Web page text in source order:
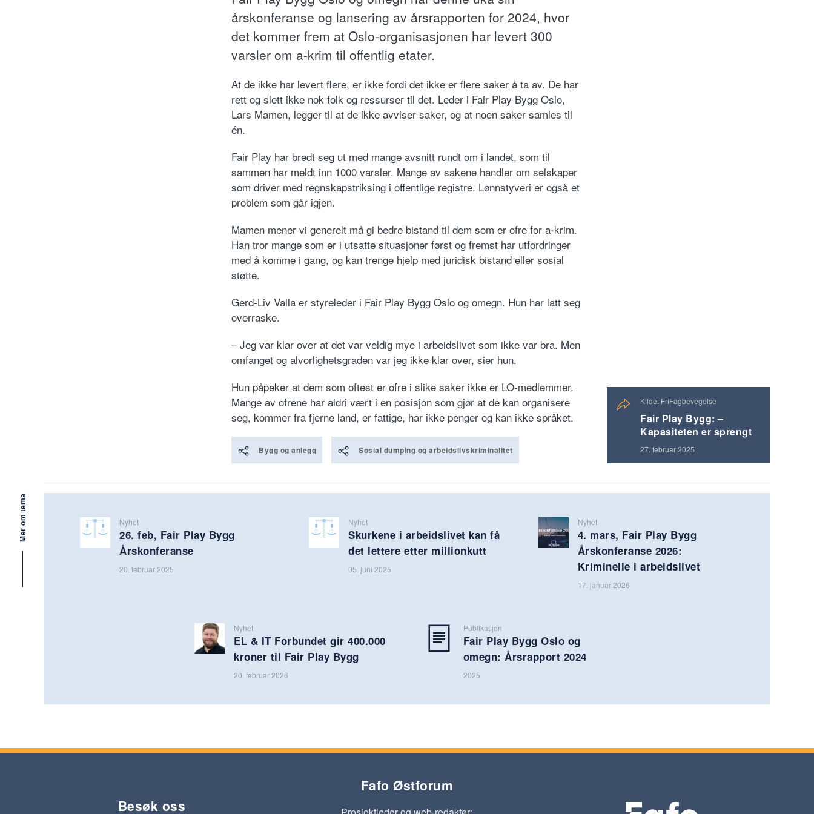
årskonferanse og lansering av årsrapporten for 2024, hvor
det kommer frem at Oslo-organisasjonen har levert 300
varsler om a-krim til offentlig etater.
At de ikke har levert flere, er ikke fordi det ikke er flere saker å ta av. De har
rett og slett ikke nok folk og ressurser til det. Leder i Fair Play Bygg Oslo,
Lars Mamen, legger til at de ikke avviser saker, og at noen saker samles til
én.
Fair Play har bredt seg ut med mange avsnitt rundt om i landet, som til
sammen har meldt inn 1000 varsler. Mange av sakene handler om selskaper
som driver med regnskapstriksing i offentlige registre. Lønnstyveri er også et
problem som går igjen.
Mamen mener vi generelt må gi bedre bistand til dem som er ofre for a-krim.
Han tror mange som er i utsatte situasjoner først og fremst har utfordringer
med å komme i gang, og kan trenge hjelp med juridisk bistand eller sosial
støtte.
Gerd-Liv Valla er styreleder i Fair Play Bygg Oslo og omegn. Hun har latt seg
overraske.
– Jeg var klar over at det var veldig mye i arbeidslivet som ikke var bra. Men
omfanget og alvorlighetsgraden var jeg ikke klar over, sier hun.
Hun påpeker at dem som oftest er ofre i slike saker ikke er LO-medlemmer.
Mange av ofrene har aldri vært i en posisjon som gjør at de kan organisere
seg, kommer fra fjerne land, er fattige, har ikke penger og kan ikke språket.
Bygg og anlegg Sosial dumping og arbeidslivskriminalitet
Kilde: FriFagbevegelse
Fair Play Bygg: –
Kapasiteten er sprengt
27. februar 2025
Nyhet
26. feb, Fair Play Bygg
Årskonferanse
20. februar 2025
Nyhet
Skurkene i arbeidslivet kan få
det lettere etter millionkutt
05. juni 2025
Nyhet
4. mars, Fair Play Bygg
Årskonferanse 2026:
Kriminelle i arbeidslivet
17. januar 2026
Nyhet
EL & IT Forbundet gir 400.000
kroner til Fair Play Bygg
20. februar 2026
Publikasjon
Fair Play Bygg Oslo og
omegn: Årsrapport 2024
2025
Mer om tema
Besøk oss
Fafo Østforum